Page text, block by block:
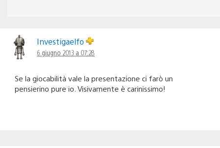
Investigaelfo
6 giugno 2013 a 07:28
Se la giocabilità vale la presentazione ci farò un
pensierino pure io. Visivamente è carinissimo!